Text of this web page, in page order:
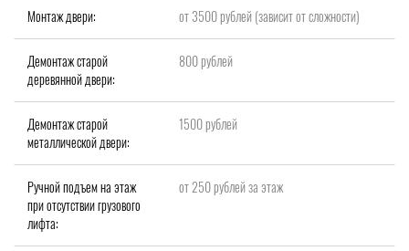
Монтаж двери: от 3500 рублей (зависит от сложности)
Демонтаж старой
деревянной двери:
800 рублей
Демонтаж старой
металлической двери:
1500 рублей
Ручной подъем на этаж
при отсутствии грузового
лифта:
от 250 рублей за этаж